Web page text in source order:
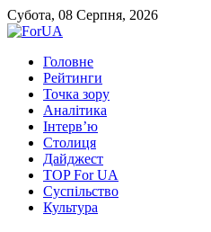
Субота, 08 Серпня, 2026
Головне
Рейтинги
Точка зору
Аналітика
Інтерв’ю
Столиця
Дайджест
TOP For UA
Суспiльство
Культура